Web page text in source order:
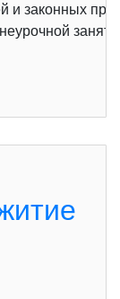
и законных